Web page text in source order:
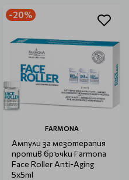
-20%
FARMONA
Ампули за мезотерапия
против бръчки Farmona
Face Roller Anti-Aging
5x5ml